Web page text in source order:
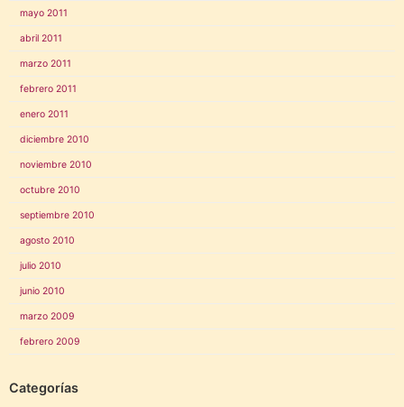
mayo 2011
abril 2011
marzo 2011
febrero 2011
enero 2011
diciembre 2010
noviembre 2010
octubre 2010
septiembre 2010
agosto 2010
julio 2010
junio 2010
marzo 2009
febrero 2009
Categorías